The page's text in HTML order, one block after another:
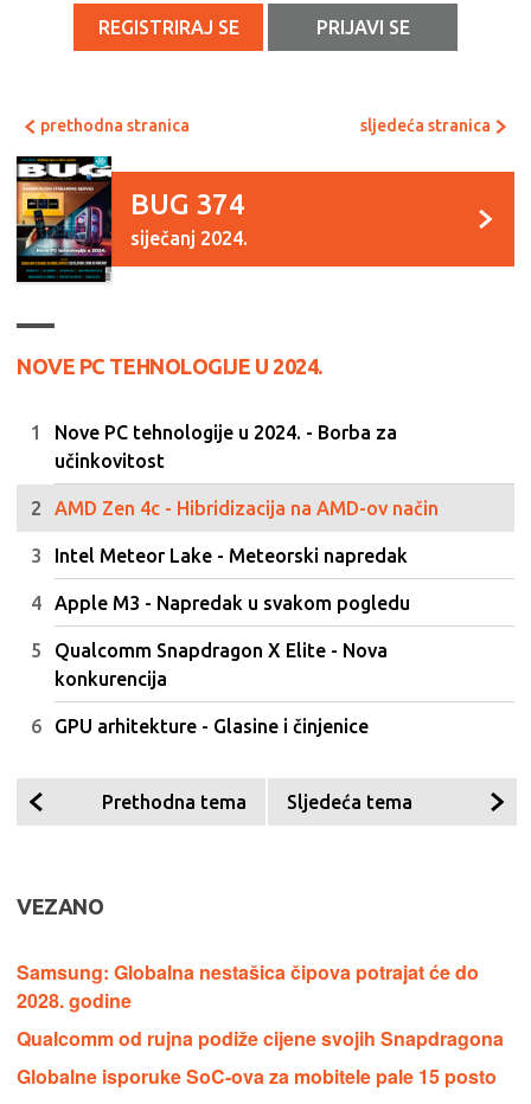
REGISTRIRAJ SE PRIJAVI SE
prethodna stranica sljedeća stranica
BUG 374
siječanj 2024.
NOVE PC TEHNOLOGIJE U 2024.
Nove PC tehnologije u 2024. - Borba za
učinkovitost
AMD Zen 4c - Hibridizacija na AMD-ov način
Intel Meteor Lake - Meteorski napredak
Apple M3 - Napredak u svakom pogledu
Qualcomm Snapdragon X Elite - Nova
konkurencija
GPU arhitekture - Glasine i činjenice
Prethodna tema Sljedeća tema
VEZANO
Samsung: Globalna nestašica čipova potrajat će do
2028. godine
Qualcomm od rujna podiže cijene svojih Snapdragona
Globalne isporuke SoC-ova za mobitele pale 15 posto